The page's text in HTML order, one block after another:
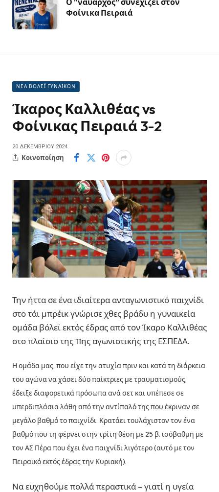
Ο “ναύαρχος” συνεχίζει στον
Φοίνικα Πειραιά
ΝΕΑ ΒΟΛΕΪ ΓΥΝΑΙΚΩΝ
Ίκαρος Καλλιθέας vs
Φοίνικας Πειραιά 3-2
20 ΔΕΚΕΜΒΡΊΟΥ 2024
Κοινοποίηση
Την ήττα σε ένα ιδιαίτερα ανταγωνιστικό παιχνίδι
στο τάι μπρέικ γνώρισε χθες βράδυ η γυναικεία
ομάδα βόλεϊ εκτός έδρας από τον Ίκαρο Καλλιθέας
στο πλαίσιο της 11ης αγωνιστικής της ΕΣΠΕΔΑ.
Η ομάδα μας, που είχε την ατυχία πριν και κατά τη διάρκεια
του αγώνα να χάσει δύο παίκτριες με τραυματισμούς,
έδειξε διαφορετικά πρόσωπα ανά σετ και υπέπεσε σε
υπερδιπλάσια λάθη από την αντίπαλό της που έκριναν σε
μεγάλο βαθμό το παιχνίδι. Κρατάει τουλάχιστον τον ένα
βαθμό που τη φέρνει στην τρίτη θέση με 25 β. ισόβαθμη με
τον ΑΣ Πέρα που έχει ένα παιχνίδι λιγότερο (αυτό με τον
Πειραϊκό εκτός έδρας την Κυριακή).
Να ευχηθούμε πολλά περαστικά – γιατί η υγεία